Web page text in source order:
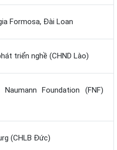
Formosa, Đài Loan
triển nghề (CHND Lào)
Foundation (FNF)
(CHLB Đức)